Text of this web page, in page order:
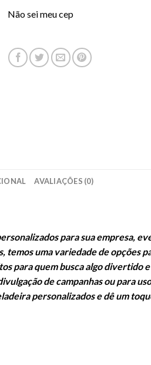
Não sei meu cep
AVALIAÇÕES (0)
para sua empresa,
uma variedade de opções
para quem busca algo divertido
de campanhas ou para
personalizados e dê um